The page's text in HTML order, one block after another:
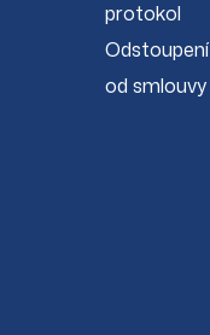
protokol
Odstoupení
od smlouvy